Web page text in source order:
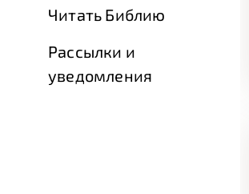
Читать Библию
Рассылки и
уведомления